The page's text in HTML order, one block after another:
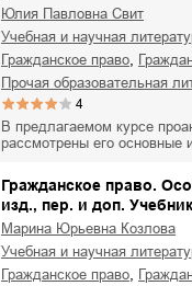
Юлия Павловна Свит
учебная и научная
гражданское право
прочая образовательная
4
В предлагаемом курсе
рассмотрены его основные
Гражданское право.
изд., пер. и доп.
Марина Юрьевна Козлова
учебная и научная
гражданское право